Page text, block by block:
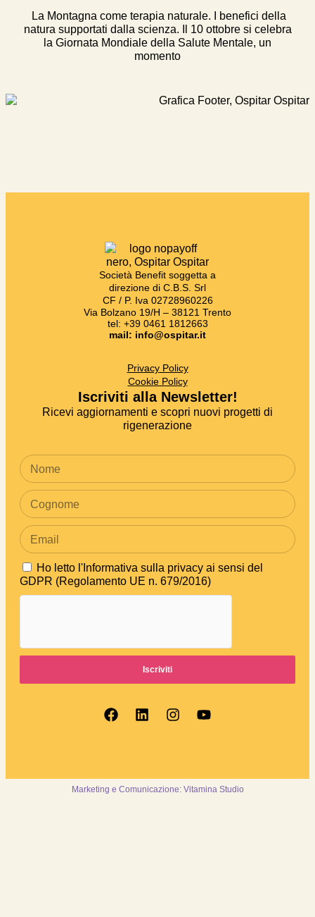
La Montagna come terapia naturale. I benefici della
natura supportati dalla scienza. Il 10 ottobre si celebra
la Giornata Mondiale della Salute Mentale, un
momento
Società Benefit soggetta a
direzione di C.B.S. Srl
CF / P. Iva 02728960226
Via Bolzano 19/H – 38121 Trento
tel: +39 0461 1812663
mail: info@ospitar.it
Privacy Policy
Cookie Policy
Iscriviti alla Newsletter!
Ricevi aggiornamenti e scopri nuovi progetti di
rigenerazione
Ho letto l'Informativa sulla privacy ai sensi del
GDPR (Regolamento UE n. 679/2016)
Iscriviti
Marketing e Comunicazione: Vitamina Studio